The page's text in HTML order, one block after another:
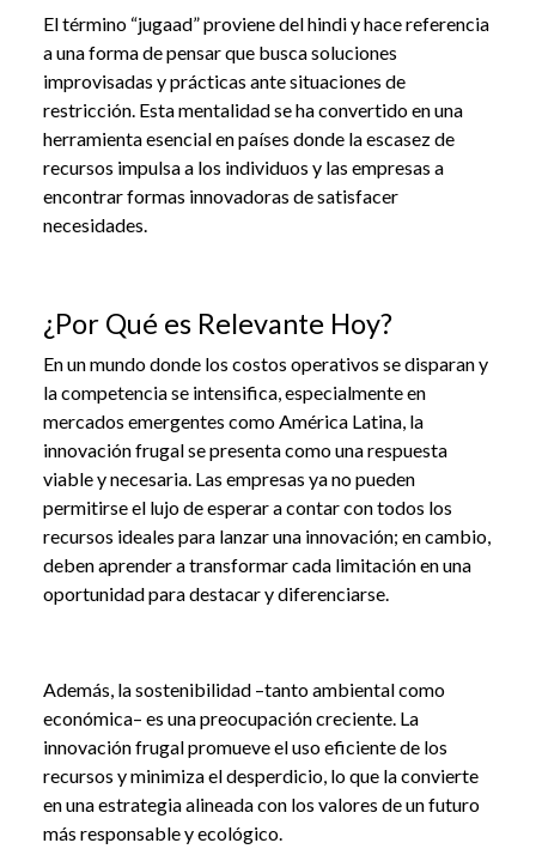
El término “jugaad” proviene del hindi y hace referencia
a una forma de pensar que busca soluciones
improvisadas y prácticas ante situaciones de
restricción. Esta mentalidad se ha convertido en una
herramienta esencial en países donde la escasez de
recursos impulsa a los individuos y las empresas a
encontrar formas innovadoras de satisfacer
necesidades.
¿Por Qué es Relevante Hoy?
En un mundo donde los costos operativos se disparan y
la competencia se intensifica, especialmente en
mercados emergentes como América Latina, la
innovación frugal se presenta como una respuesta
viable y necesaria. Las empresas ya no pueden
permitirse el lujo de esperar a contar con todos los
recursos ideales para lanzar una innovación; en cambio,
deben aprender a transformar cada limitación en una
oportunidad para destacar y diferenciarse.
Además, la sostenibilidad –tanto ambiental como
económica– es una preocupación creciente. La
innovación frugal promueve el uso eficiente de los
recursos y minimiza el desperdicio, lo que la convierte
en una estrategia alineada con los valores de un futuro
más responsable y ecológico.